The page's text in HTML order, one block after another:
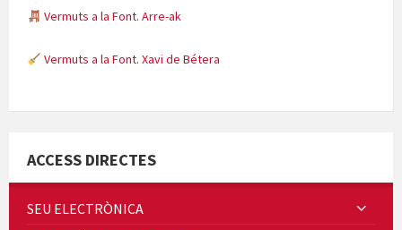
Vermuts a la Font. Arre-ak
Vermuts a la Font. Xavi de Bétera
ACCESS DIRECTES
SEU ELECTRÒNICA